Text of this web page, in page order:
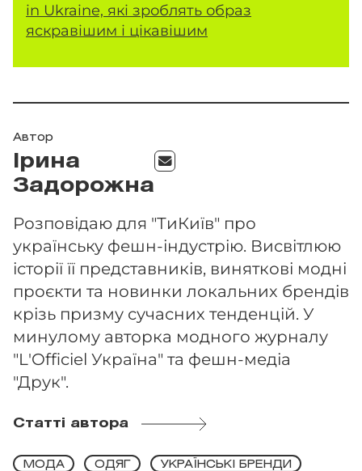
in Ukraine, які зроблять образ
яскравішим і цікавішим
Автор
Ірина
Задорожна
Розповідаю для "ТиКиїв" про
українську фешн-індустрію. Висвітлюю
історії її представників, виняткові модні
проєкти та новинки локальних брендів
крізь призму сучасних тенденцій. У
минулому авторка модного журналу
"L'Officiel Україна" та фешн-медіа
"Друк".
Статті автора
МОДА ОДЯГ УКРАЇНСЬКІ БРЕНДИ